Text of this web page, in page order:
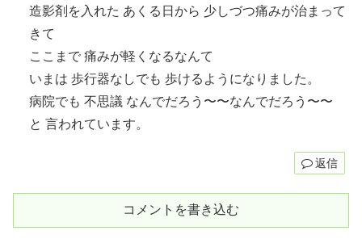
造影剤を入れた あくる日から 少しづつ痛みが治まって
きて
ここまで 痛みが軽くなるなんて
いまは 歩行器なしでも 歩けるようになりました。
病院でも 不思議 なんでだろう〜〜なんでだろう〜〜
と 言われています。
返信
コメントを書き込む